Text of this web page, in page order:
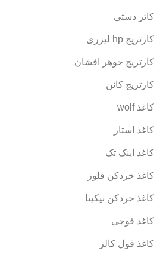
کاتر دستی
کارتریج hp لیزری
کارتریج جوهر افشان
کارتریج کانن
کاغذ wolf
کاغذ استار
کاغذ اینک تک
کاغذ خردکن فلوز
کاغذ خردکن نیکیتا
کاغذ فوجی
کاغذ فول کالر